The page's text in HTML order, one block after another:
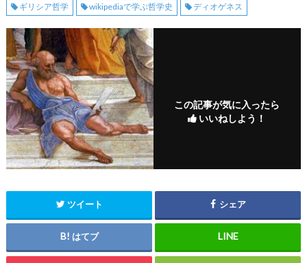
ギリシア哲学
wikipediaで学ぶ哲学史 ディオゲネス
この記事が気に入ったら
いいねしよう！
ツイート シェア
はてブ